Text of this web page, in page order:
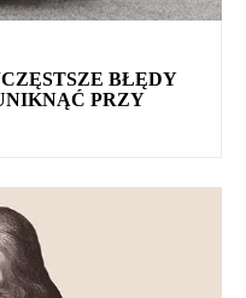
BŁĘDY
PRZY